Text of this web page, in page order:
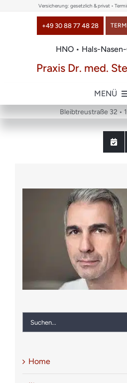
Versicherung: gesetzlich & privat •
HNO • Hals-
+49 30 88 77 48 28
Praxis Dr. med.
MENÜ
Home
Bleibtreustraße 32 •
Suche
nach:
Home